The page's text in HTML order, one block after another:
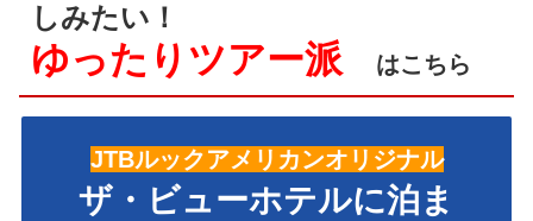
しみたい！
ゆったりツアー派 はこちら
JTBルックアメリカンオリジナル
ザ・ビューホテルに泊ま